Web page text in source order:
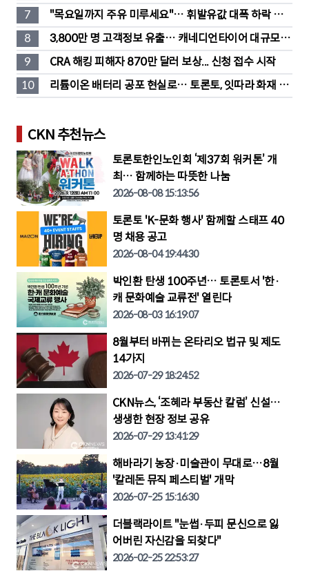
훔친 물건 재유통
7
"목요일까지 주유 미루세요"… 휘발유값 대폭 하락 예
고
8
3,800만 명 고객정보 유출… 캐네디언타이어 대규모 집
단소송 직면
9
CRA 해킹 피해자 870만 달러 보상... 신청 접수 시작
10
리튬이온 배터리 공포 현실로… 토론토, 잇따라 화재 발
생
CKN 추천뉴스
토론토한인노인회 ‘제37회 워커톤’ 개
최… 함께하는 따뜻한 나눔
2026-08-08 15:13:56
토론토 'K-문화 행사' 함께할 스태프 40
명 채용 공고
2026-08-04 19:44:30
박인환 탄생 100주년… 토론토서 '한·
캐 문화예술 교류전' 열린다
2026-08-03 16:19:07
8월부터 바뀌는 온타리오 법규 및 제도
14가지
2026-07-29 18:24:52
CKN뉴스, ‘조혜라 부동산 칼럼’ 신설…
생생한 현장 정보 공유
2026-07-29 13:41:29
해바라기 농장·미술관이 무대로…8월
'칼레돈 뮤직 페스티벌' 개막
2026-07-25 15:16:30
더블랙라이트 "눈썹·두피 문신으로 잃
어버린 자신감을 되찾다"
2026-02-25 22:53:27